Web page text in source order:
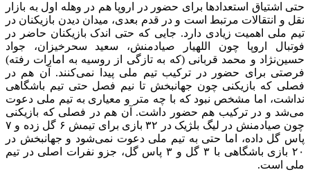
حتی اشتیاق استعدادها برای حضور در اروپا هم در وهله اول به بازار
نقل و انتقالات مرتبط است و در قدم بعدی، میدان دیدن بازیکنان در
تیم ملی اهمیت زیادی دارد. جایی که حتی اندک بازیکنان حاضر در
فوتبال اروپا چون اللهیار صیادمنش، سعید سحرخیزان، جواد
حسین‌نژاد و محمد قربانی (که به تازگی از روسیه به امارات رفته)
فرصتی برای حضور در ترکیب تیم ملی پیدا نمی‌کنند. آن هم در
فصلی که بازیکنی چون جهانبخش تا نیم فصل حتی تیم باشگاهی
نداشت، اما مشخص نبود که با چه متر و معیاری به تیم ملی دعوت
می‌شد و در ترکیب هم حضور داشت. آن هم در فصلی که بازیکنی
چون صیادمنش در لیگ بلژیک در ۳۲ بازی برای تیمش ۶ گل زده و ۷
پاس گل داده، اما حتی به تیم ملی دعوت نمی‌شود و جهانبخش در
۲۰ بازی باشگاهی با ۳ گل و ۳ پاس گل، جزو نفرات اصلی در تیم
ملی است.